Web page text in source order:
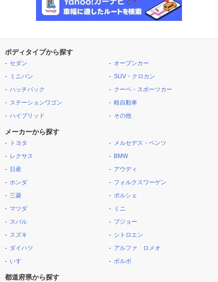
ボディタイプから探す
セダン
ミニバン
ハッチバック
ステーションワゴン
ハイブリッド
オープンカー
SUV・クロカン
クーペ・スポーツカー
軽自動車
その他
メーカーから探す
トヨタ
レクサス
日産
ホンダ
三菱
マツダ
スバル
スズキ
ダイハツ
いすゞ
メルセデス・ベンツ
BMW
アウディ
フォルクスワーゲン
ポルシェ
ミニ
プジョー
シトロエン
アルファ ロメオ
ボルボ
都道府県から探す